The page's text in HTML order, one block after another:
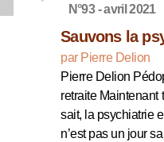
N°93 - avril 2021
Sauvons la
par Pierre Delion
Pierre Delion
retraite Maintenant
sait, la psychiatrie
n’est pas un jour